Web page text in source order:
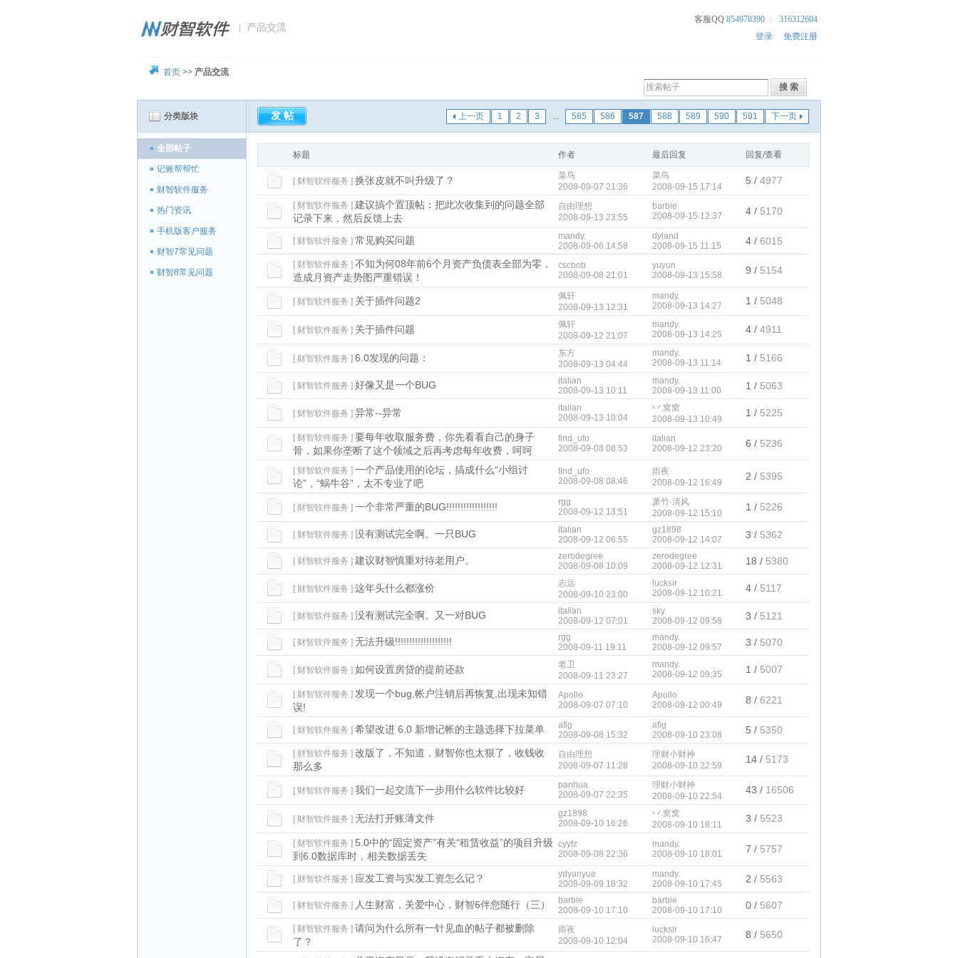
| 产品交流
客服QQ 854978390
316312604
登录
免费注册
首页 >> 产品交流
分类版块
全部帖子
记账帮帮忙
财智软件服务
热门资讯
手机版客户服务
财智7常见问题
财智8常见问题
上一页 1 2 3 ... 585 586 587 588 589 590 591 下一页
标题 作者 最后回复 回复/查看
[ 财智软件服务 ] 换张皮就不叫升级了？
菜鸟
2008-09-07 21:36
菜鸟
2008-09-15 17:14
5 / 4977
[ 财智软件服务 ] 建议搞个置顶帖：把此次收集到的问题全部
记录下来，然后反馈上去
自由理想
2008-09-13 23:55
barbie
2008-09-15 12:37
4 / 5170
[ 财智软件服务 ] 常见购买问题
mandy.
2008-09-06 14:58
dyland
2008-09-15 11:15
4 / 6015
[ 财智软件服务 ] 不知为何08年前6个月资产负债表全部为零，
造成月资产走势图严重错误！
cscbob
2008-09-08 21:01
yuyun
2008-09-13 15:58
9 / 5154
[ 财智软件服务 ] 关于插件问题2
佩轩
2008-09-13 12:31
mandy.
2008-09-13 14:27
1 / 5048
[ 财智软件服务 ] 关于插件问题
佩轩
2008-09-12 21:07
mandy.
2008-09-13 14:25
4 / 4911
[ 财智软件服务 ] 6.0发现的问题：
东方
2008-09-13 04:44
mandy.
2008-09-13 11:14
1 / 5166
[ 财智软件服务 ] 好像又是一个BUG
italian
2008-09-13 10:11
mandy.
2008-09-13 11:00
1 / 5063
[ 财智软件服务 ] 异常--异常
italian
2008-09-13 10:04
丷.窝窝
2008-09-13 10:49
1 / 5225
[ 财智软件服务 ] 要每年收取服务费，你先看看自己的身子
骨，如果你垄断了这个领域之后再考虑每年收费，呵呵
find_ufo
2008-09-08 08:53
italian
2008-09-12 23:20
6 / 5236
[ 财智软件服务 ] 一个产品使用的论坛，搞成什么“小组讨
论”，“蜗牛谷”，太不专业了吧
find_ufo
2008-09-08 08:46
雨夜
2008-09-12 16:49
2 / 5395
[ 财智软件服务 ] 一个非常严重的BUG!!!!!!!!!!!!!!!!!!
rgg
2008-09-12 13:51
萧竹·清风
2008-09-12 15:10
1 / 5226
[ 财智软件服务 ] 没有测试完全啊。一只BUG
italian
2008-09-12 06:55
gz1898
2008-09-12 14:07
3 / 5362
[ 财智软件服务 ] 建议财智慎重对待老用户。
zerodegree
2008-09-08 10:09
zerodegree
2008-09-12 12:31
18 / 5380
[ 财智软件服务 ] 这年头什么都涨价
志远
2008-09-10 23:00
lucksir
2008-09-12 10:21
4 / 5117
[ 财智软件服务 ] 没有测试完全啊。又一对BUG
italian
2008-09-12 07:01
sky
2008-09-12 09:58
3 / 5121
[ 财智软件服务 ] 无法升级!!!!!!!!!!!!!!!!!!!!
rgg
2008-09-11 19:11
mandy.
2008-09-12 09:57
3 / 5070
[ 财智软件服务 ] 如何设置房贷的提前还款
老卫
2008-09-11 23:27
mandy.
2008-09-12 09:35
1 / 5007
[ 财智软件服务 ] 发现一个bug,帐户注销后再恢复,出现未知错
误!
Apollo
2008-09-07 07:10
Apollo
2008-09-12 00:49
8 / 6221
[ 财智软件服务 ] 希望改进 6.0 新增记帐的主题选择下拉菜单
afig
2008-09-08 15:32
afig
2008-09-10 23:08
5 / 5350
[ 财智软件服务 ] 改版了，不知道，财智你也太狠了，收钱收
那么多
自由理想
2008-09-07 11:28
理财小财神
2008-09-10 22:59
14 / 5173
[ 财智软件服务 ] 我们一起交流下一步用什么软件比较好
panhua
2008-09-07 22:35
理财小财神
2008-09-10 22:54
43 / 16506
[ 财智软件服务 ] 无法打开账薄文件
gz1898
2008-09-10 16:26
丷.窝窝
2008-09-10 18:11
3 / 5523
[ 财智软件服务 ] 5.0中的“固定资产”有关“租赁收益”的项目升级
到6.0数据库时，相关数据丢失
cyyfz
2008-09-08 22:36
mandy.
2008-09-10 18:01
7 / 5757
[ 财智软件服务 ] 应发工资与实发工资怎么记？
ydyanyue
2008-09-09 18:32
mandy.
2008-09-10 17:45
2 / 5563
[ 财智软件服务 ] 人生财富，关爱中心，财智6伴您随行（三）
barbie
2008-09-10 17:10
barbie
2008-09-10 17:10
0 / 5607
[ 财智软件服务 ] 请问为什么所有一针见血的帖子都被删除
了？
雨夜
2008-09-10 12:04
lucksir
2008-09-10 16:47
8 / 5650